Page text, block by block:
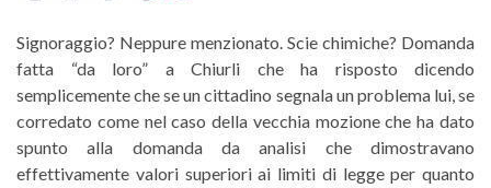
Signoraggio? Neppure menzionato. Scie chimiche? Domanda
fatta “da loro” a Chiurli che ha risposto dicendo
semplicemente che se un cittadino segnala un problema lui, se
corredato come nel caso della vecchia mozione che ha dato
spunto alla domanda da analisi che dimostravano
effettivamente valori superiori ai limiti di legge per quanto